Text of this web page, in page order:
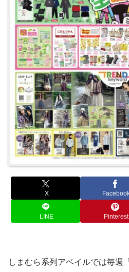
X
LINE Pinterest
しまむら系列アベイルでは毎週